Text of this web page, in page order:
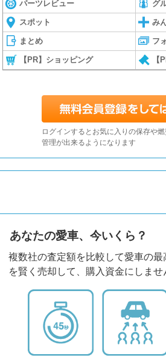
パーツレビュー グ
スポット み
まとめ フ
【PR】ショッピング 【
ログインするとお気に入りの保存や
管理が出来るようになります
あなたの愛車、今いくら？
複数社の査定額を比較して愛車の
を賢く売却して、購入資金にしませ